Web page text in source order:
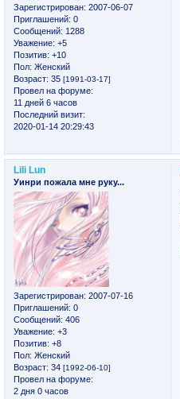
Зарегистрирован: 2007-06-07
Приглашений: 0
Сообщений: 1288
Уважение: +5
Позитив: +10
Пол: Женский
Возраст: 35 [1991-03-17]
Провел на форуме:
11 дней 6 часов
Последний визит:
2020-01-14 20:29:43
Lili Lun
Уинри пожала мне руку...
Зарегистрирован: 2007-07-16
Приглашений: 0
Сообщений: 406
Уважение: +3
Позитив: +8
Пол: Женский
Возраст: 34 [1992-06-10]
Провел на форуме:
2 дня 0 часов